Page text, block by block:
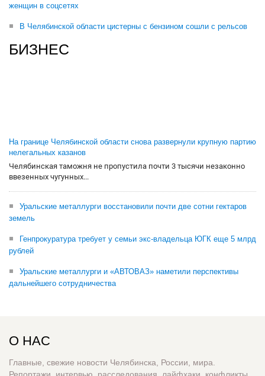
женщин в соцсетях
В Челябинской области цистерны с бензином сошли с рельсов
БИЗНЕС
На границе Челябинской области снова развернули крупную партию
нелегальных казанов
Челябинская таможня не пропустила почти 3 тысячи незаконно
ввезенных чугунных...
Уральские металлурги восстановили почти две сотни гектаров
земель
Генпрокуратура требует у семьи экс-владельца ЮГК еще 5 млрд
рублей
Уральские металлурги и «АВТОВАЗ» наметили перспективы
дальнейшего сотрудничества
О НАС
Главные, свежие новости Челябинска, России, мира.